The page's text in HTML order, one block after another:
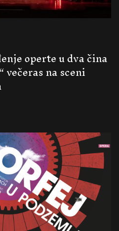
operte u dva čina
na sceni